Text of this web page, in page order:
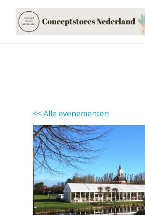
content
<< Alle evenementen